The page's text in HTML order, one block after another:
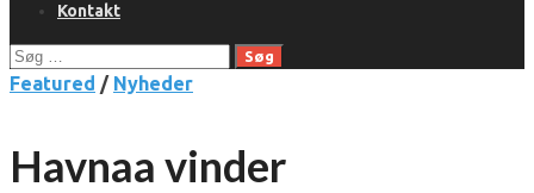
Kontakt
Søg
efter:
Featured / Nyheder
Havnaa vinder